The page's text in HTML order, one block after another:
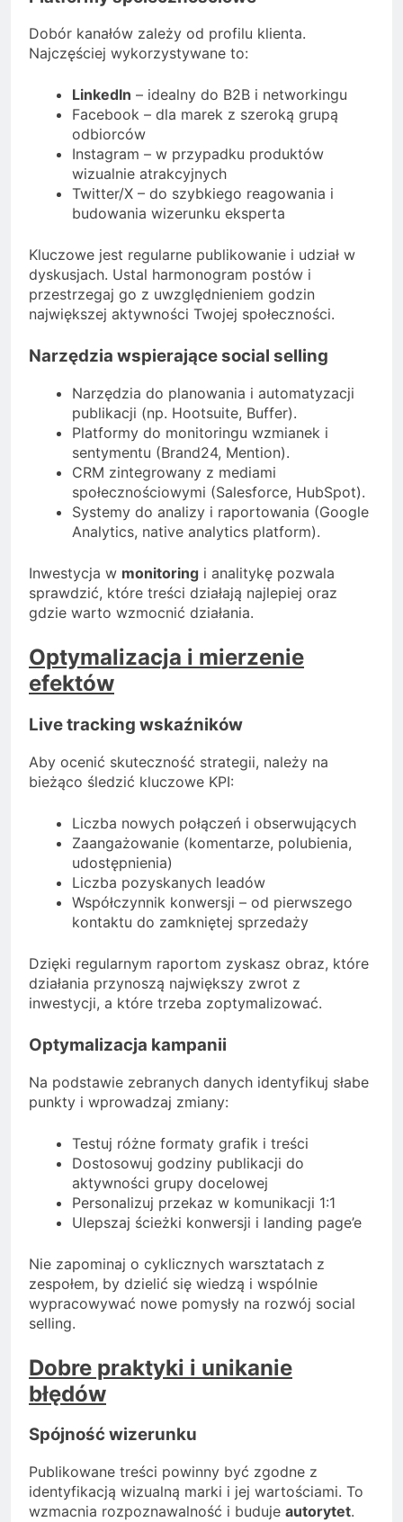
Dobór kanałów zależy od profilu klienta.
Najczęściej wykorzystywane to:
LinkedIn – idealny do B2B i networkingu
Facebook – dla marek z szeroką grupą
odbiorców
Instagram – w przypadku produktów
wizualnie atrakcyjnych
Twitter/X – do szybkiego reagowania i
budowania wizerunku eksperta
Kluczowe jest regularne publikowanie i udział w
dyskusjach. Ustal harmonogram postów i
przestrzegaj go z uwzględnieniem godzin
największej aktywności Twojej społeczności.
Narzędzia wspierające social selling
Narzędzia do planowania i automatyzacji
publikacji (np. Hootsuite, Buffer).
Platformy do monitoringu wzmianek i
sentymentu (Brand24, Mention).
CRM zintegrowany z mediami
społecznościowymi (Salesforce, HubSpot).
Systemy do analizy i raportowania (Google
Analytics, native analytics platform).
Inwestycja w monitoring i analitykę pozwala
sprawdzić, które treści działają najlepiej oraz
gdzie warto wzmocnić działania.
Optymalizacja i mierzenie
efektów
Live tracking wskaźników
Aby ocenić skuteczność strategii, należy na
bieżąco śledzić kluczowe KPI:
Liczba nowych połączeń i obserwujących
Zaangażowanie (komentarze, polubienia,
udostępnienia)
Liczba pozyskanych leadów
Współczynnik konwersji – od pierwszego
kontaktu do zamkniętej sprzedaży
Dzięki regularnym raportom zyskasz obraz, które
działania przynoszą największy zwrot z
inwestycji, a które trzeba zoptymalizować.
Optymalizacja kampanii
Na podstawie zebranych danych identyfikuj słabe
punkty i wprowadzaj zmiany:
Testuj różne formaty grafik i treści
Dostosowuj godziny publikacji do
aktywności grupy docelowej
Personalizuj przekaz w komunikacji 1:1
Ulepszaj ścieżki konwersji i landing page’e
Nie zapominaj o cyklicznych warsztatach z
zespołem, by dzielić się wiedzą i wspólnie
wypracowywać nowe pomysły na rozwój social
selling.
Dobre praktyki i unikanie
błędów
Spójność wizerunku
Publikowane treści powinny być zgodne z
identyfikacją wizualną marki i jej wartościami. To
wzmacnia rozpoznawalność i buduje autorytet.